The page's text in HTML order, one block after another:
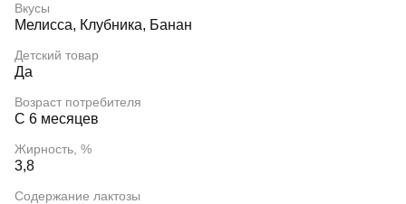
Вкусы
Мелисса, Клубника, Банан
Детский товар
Да
Возраст потребителя
С 6 месяцев
Жирность, %
3,8
Содержание лактозы